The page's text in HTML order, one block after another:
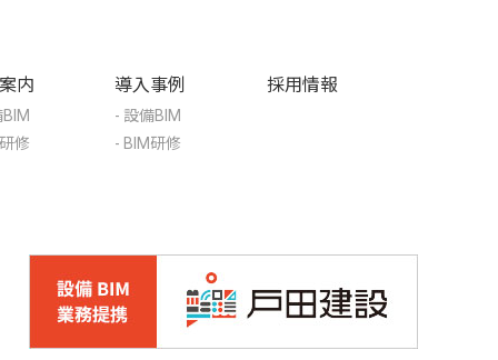
内
修
導入事例
- 設備BIM
- BIM研修
採用情報